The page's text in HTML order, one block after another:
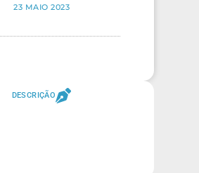
23 MAIO 2023
DESCRIÇÃO